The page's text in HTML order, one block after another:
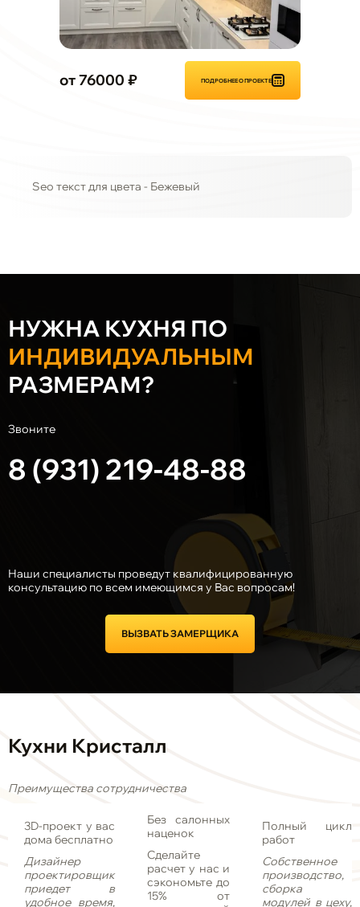
от 76000 ₽ ПОДРОБНЕЕ О ПРОЕКТЕ
Seo текст для цвета - Бежевый
НУЖНА КУХНЯ ПО
ИНДИВИДУАЛЬНЫМ
РАЗМЕРАМ?
Звоните
8 (931) 219-48-88
Наши специалисты проведут квалифицированную
консультацию по всем имеющимся у Вас вопросам!
ВЫЗВАТЬ ЗАМЕРЩИКА
Кухни Кристалл
Преимущества сотрудничества
3D-проект у вас
дома бесплатно
Дизайнер
проектировщик
приедет в
удобное время,
Без салонных
наценок
Сделайте
расчет у нас и
сэкономьте до
15% от
Полный цикл
работ
Собственное
производство,
сборка
модулей в цеху,